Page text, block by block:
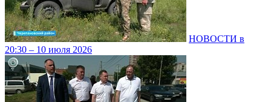
НОВОСТИ в
20:30 – 10 июля 2026